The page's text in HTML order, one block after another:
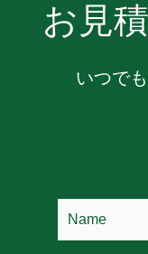
お見
いつで